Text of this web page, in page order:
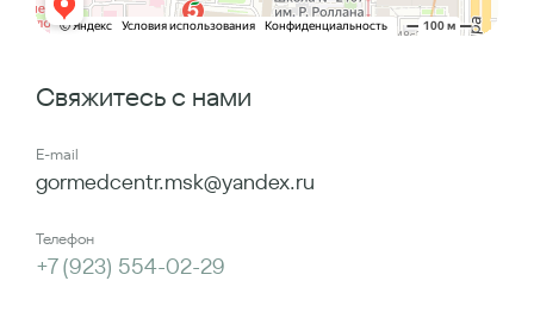
Свяжитесь с нами
E-mail
gormedcentr.msk@yandex.ru
Телефон
+7 (923) 554-02-29